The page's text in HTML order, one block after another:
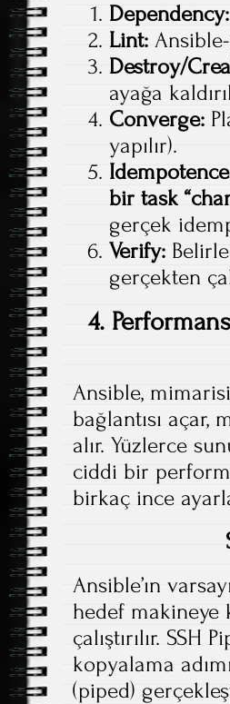
Dependency:
Lint:
Destroy/
ayağa
Converge:
yapılır).
bir task
gerçek
Verify:
gerçekten
4.
Ansible,
bağlantısı açar,
alır. Yüzlerce
ciddi bir
birkaç ince
Ansible’ın
hedef makineye
çalıştırılır.
kopyalama
(piped)